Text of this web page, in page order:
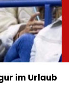
im Urlaub